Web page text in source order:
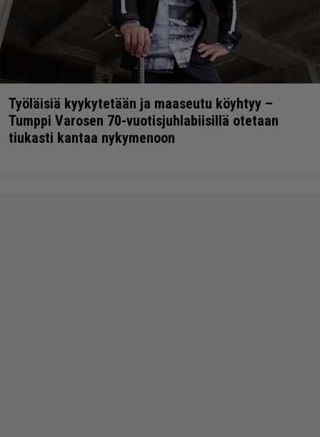
Työläisiä kyykytetään ja maaseutu köyhtyy –
Tumppi Varosen 70-vuotisjuhlabiisillä otetaan
tiukasti kantaa nykymenoon